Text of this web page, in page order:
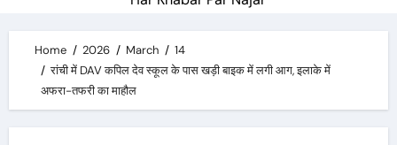
Home 2026 March
14
रांची में DAV कपिल देव स्कूल के पास खड़ी बाइक में लगी आग, इलाके में
अफरा-तफरी का माहौल